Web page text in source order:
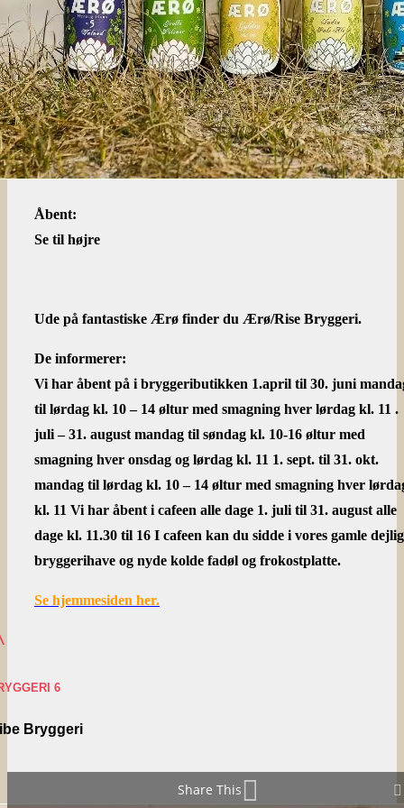
Åbent:
Se til højre
Ude på fantastiske Ærø finder du Ærø/Rise Bryggeri.
De informerer:
Vi har åbent på i bryggeributikken 1.april til 30. juni
til lørdag kl. 10 – 14 øltur med smagning hver lørdag kl. 11 .
juli – 31. august mandag til søndag kl. 10-16 øltur med
smagning hver onsdag og lørdag kl. 11 1. sept. til 31. okt.
mandag til lørdag kl. 10 – 14 øltur med smagning hver
kl. 11 Vi har åbent i cafeen alle dage 1. juli til 31. august alle
dage kl. 11.30 til 16 I cafeen kan du sidde i vores gamle
bryggerihave og nyde kolde fadøl og frokostplatte.
Se hjemmesiden her.
6
Bryggeri
Share This